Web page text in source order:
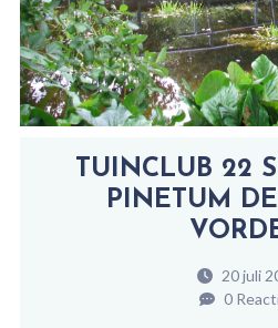
TUINCLUB 22
PINETUM
20 juli
0